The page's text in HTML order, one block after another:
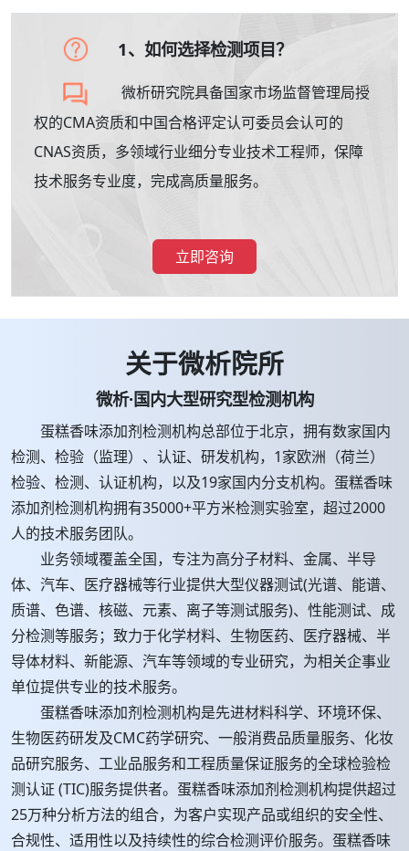
1、如何选择检测项目？
微析研究院具备国家市场监督管理局授
权的CMA资质和中国合格评定认可委员会认可的
CNAS资质，多领域行业细分专业技术工程师，保障
技术服务专业度，完成高质量服务。
立即咨询
关于微析院所
微析·国内大型研究型检测机构
蛋糕香味添加剂检测机构总部位于北京，拥有数家国内
检测、检验（监理）、认证、研发机构，1家欧洲（荷兰）
检验、检测、认证机构，以及19家国内分支机构。蛋糕香味
添加剂检测机构拥有35000+平方米检测实验室，超过2000
人的技术服务团队。
业务领域覆盖全国，专注为高分子材料、金属、半导
体、汽车、医疗器械等行业提供大型仪器测试(光谱、能谱、
质谱、色谱、核磁、元素、离子等测试服务)、性能测试、成
分检测等服务；致力于化学材料、生物医药、医疗器械、半
导体材料、新能源、汽车等领域的专业研究，为相关企事业
单位提供专业的技术服务。
蛋糕香味添加剂检测机构是先进材料科学、环境环保、
生物医药研发及CMC药学研究、一般消费品质量服务、化妆
品研究服务、工业品服务和工程质量保证服务的全球检验检
测认证 (TIC)服务提供者。蛋糕香味添加剂检测机构提供超过
25万种分析方法的组合，为客户实现产品或组织的安全性、
合规性、适用性以及持续性的综合检测评价服务。蛋糕香味